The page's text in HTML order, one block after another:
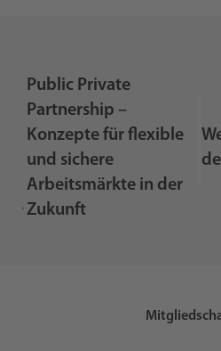
Public Private
Partnership –
Konzepte für flexible
und sichere
Arbeitsmärkte in der
Zukunft